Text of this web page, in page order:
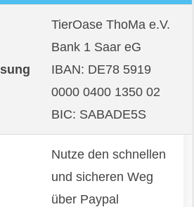
TierOase ThoMa e.V.
Bank 1 Saar eG
IBAN: DE78 5919
0000 0400 1350 02
BIC: SABADE5S
Nutze den schnellen
und sicheren Weg
über Paypal